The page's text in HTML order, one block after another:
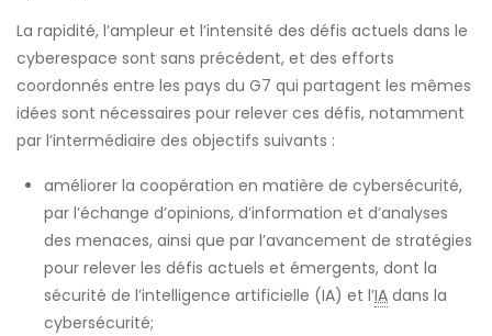
La rapidité, l’ampleur et l’intensité des défis actuels dans le
cyberespace sont sans précédent, et des efforts
coordonnés entre les pays du G7 qui partagent les mêmes
idées sont nécessaires pour relever ces défis, notamment
par l’intermédiaire des objectifs suivants :
améliorer la coopération en matière de cybersécurité,
par l’échange d’opinions, d’information et d’analyses
des menaces, ainsi que par l’avancement de stratégies
pour relever les défis actuels et émergents, dont la
sécurité de l’intelligence artificielle (IA) et l’IA dans la
cybersécurité;